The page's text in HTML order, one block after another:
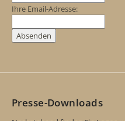
Ihre Email-Adresse:
Presse-Downloads